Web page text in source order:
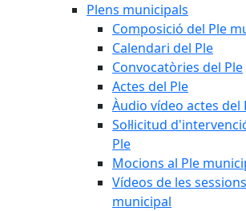
Plens municipals
Composició del Ple
Calendari del Ple
Convocatòries del Ple
Actes del Ple
Àudio vídeo actes del
Sol·licitud
Ple
Mocions al Ple
Vídeos de les
municipal